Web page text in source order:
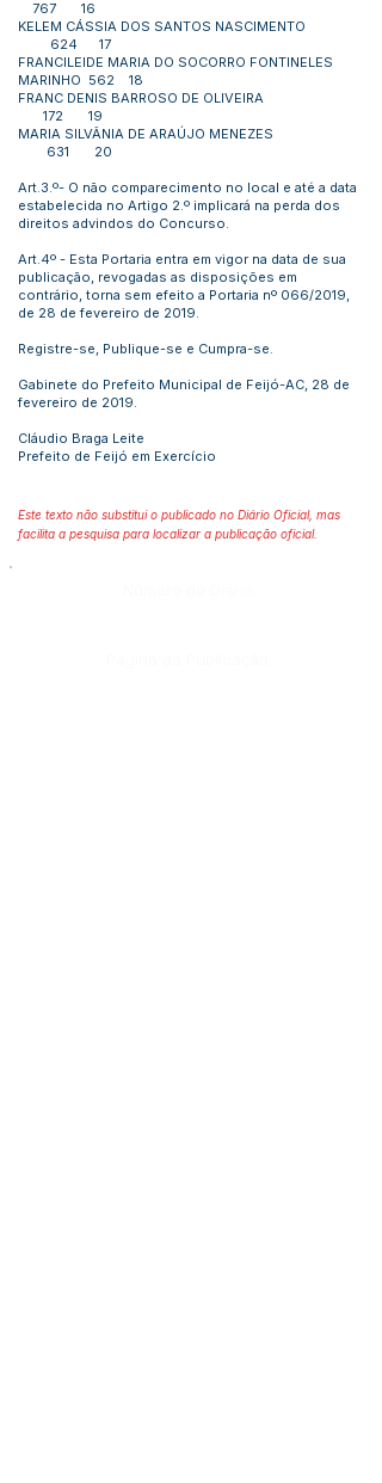
767 16
KELEM CÁSSIA DOS SANTOS NASCIMENTO
624 17
FRANCILEIDE MARIA DO SOCORRO FONTINELES
MARINHO 562 18
FRANC DENIS BARROSO DE OLIVEIRA
172 19
MARIA SILVÂNIA DE ARAÚJO MENEZES
631 20
Art.3.º- O não comparecimento no local e até a data
estabelecida no Artigo 2.º implicará na perda dos
direitos advindos do Concurso.
Art.4º - Esta Portaria entra em vigor na data de sua
publicação, revogadas as disposições em
contrário, torna sem efeito a Portaria nº 066/2019,
de 28 de fevereiro de 2019.
Registre-se, Publique-se e Cumpra-se.
Gabinete do Prefeito Municipal de Feijó-AC, 28 de
fevereiro de 2019.
Cláudio Braga Leite
Prefeito de Feijó em Exercício
Este texto não substitui o publicado no Diário Oficial, mas
facilita a pesquisa para localizar a publicação oficial.